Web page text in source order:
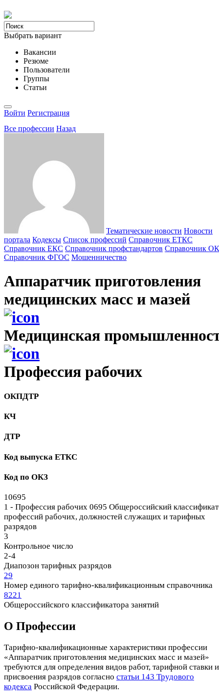
Выбрать вариант
Вакансии
Резюме
Пользователи
Группы
Статьи
Войти Регистрация
Все професcии Назад
Тематические новости Новости
портала Кодексы Cписок профессий Справочник ЕТКС
Справочник ЕКС Справочник профстандартов Справочник
Справочник ФГОС Мошенничество
Аппаратчик приготовления
медицинских масс и мазей
Медицинская
Профессия рабочих
ОКПДТР
КЧ
ДТР
Код выпуска ЕТКС
Код по ОКЗ
10695
1 - Профессия рабочих 0695 Общероссийский
профессий рабочих, должностей служащих и тарифных
разрядов
3
Контрольное число
2-4
Диапозон тарифных разрядов
29
Номер единого тарифно-квалификационным справочника
8221
Общероссийского классификатора занятий
О Профеcсии
Тарифно-квалификационные характеристики профессии
«Аппаратчик приготовления медицинских масс и мазей»
требуются для определения видов работ, тарифной ставки и
присвоения разрядов согласно статьи 143 Трудового
кодекса Российской Федерации.